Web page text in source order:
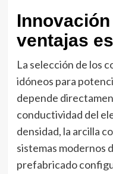
ventajas
La selección de los
idóneos para
depende
conductividad del
densidad, la arcilla
sistemas modernos
prefabricado